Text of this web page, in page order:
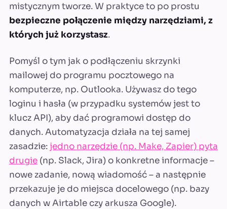
mistycznym tworze. W praktyce to po prostu
bezpieczne połączenie między narzędziami, z
których już korzystasz.
Pomyśl o tym jak o podłączeniu skrzynki
mailowej do programu pocztowego na
komputerze, np. Outlooka. Używasz do tego
loginu i hasła (w przypadku systemów jest to
klucz API), aby dać programowi dostęp do
danych. Automatyzacja działa na tej samej
zasadzie:jedno narzędzie (np. Make, Zapier) pyta
drugie (np. Slack, Jira) o konkretne informacje –
nowe zadanie, nową wiadomość – a następnie
przekazuje je do miejsca docelowego (np. bazy
danych w Airtable czy arkusza Google).